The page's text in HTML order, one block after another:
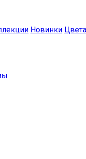
Новинки Цвета